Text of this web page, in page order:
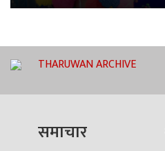
THARUWAN ARCHIVE
समाचार